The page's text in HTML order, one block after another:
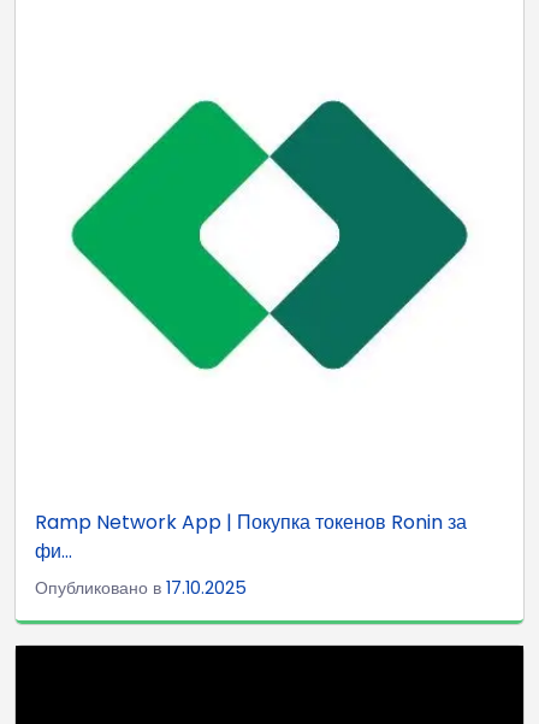
Ramp Network App | Покупка токенов Ronin за
фи...
Опубликовано в 17.10.2025